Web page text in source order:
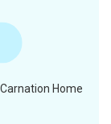
Home